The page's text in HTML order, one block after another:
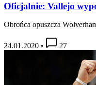
Oficjalnie: Vallejo
Obrońca opuszcza
24.01.2020 • 27